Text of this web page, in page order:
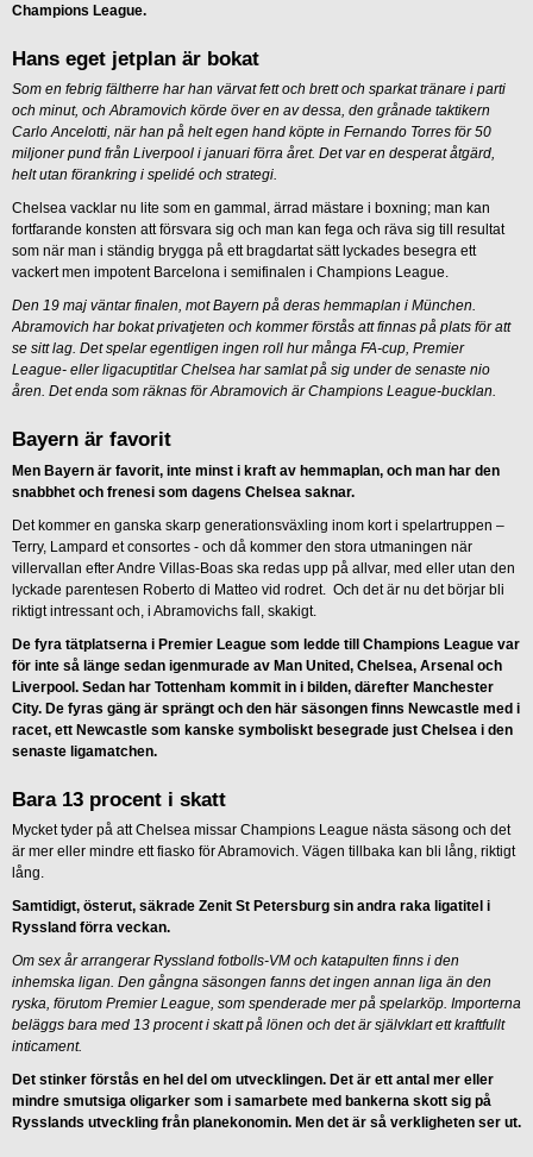
Champions League.
Hans eget jetplan är bokat
Som en febrig fältherre har han värvat fett och brett och sparkat tränare i parti
och minut, och Abramovich körde över en av dessa, den grånade taktikern
Carlo Ancelotti, när han på helt egen hand köpte in Fernando Torres för 50
miljoner pund från Liverpool i januari förra året. Det var en desperat åtgärd,
helt utan förankring i spelidé och strategi.
Chelsea vacklar nu lite som en gammal, ärrad mästare i boxning; man kan
fortfarande konsten att försvara sig och man kan fega och räva sig till resultat
som när man i ständig brygga på ett bragdartat sätt lyckades besegra ett
vackert men impotent Barcelona i semifinalen i Champions League.
Den 19 maj väntar finalen, mot Bayern på deras hemmaplan i München.
Abramovich har bokat privatjeten och kommer förstås att finnas på plats för att
se sitt lag. Det spelar egentligen ingen roll hur många FA-cup, Premier
League- eller ligacuptitlar Chelsea har samlat på sig under de senaste nio
åren. Det enda som räknas för Abramovich är Champions League-bucklan.
Bayern är favorit
Men Bayern är favorit, inte minst i kraft av hemmaplan, och man har den
snabbhet och frenesi som dagens Chelsea saknar.
Det kommer en ganska skarp generationsväxling inom kort i spelartruppen –
Terry, Lampard et consortes - och då kommer den stora utmaningen när
villervallan efter Andre Villas-Boas ska redas upp på allvar, med eller utan den
lyckade parentesen Roberto di Matteo vid rodret. Och det är nu det börjar bli
riktigt intressant och, i Abramovichs fall, skakigt.
De fyra tätplatserna i Premier League som ledde till Champions League var
för inte så länge sedan igenmurade av Man United, Chelsea, Arsenal och
Liverpool. Sedan har Tottenham kommit in i bilden, därefter Manchester
City. De fyras gäng är sprängt och den här säsongen finns Newcastle med i
racet, ett Newcastle som kanske symboliskt besegrade just Chelsea i den
senaste ligamatchen.
Bara 13 procent i skatt
Mycket tyder på att Chelsea missar Champions League nästa säsong och det
är mer eller mindre ett fiasko för Abramovich. Vägen tillbaka kan bli lång, riktigt
lång.
Samtidigt, österut, säkrade Zenit St Petersburg sin andra raka ligatitel i
Ryssland förra veckan.
Om sex år arrangerar Ryssland fotbolls-VM och katapulten finns i den
inhemska ligan. Den gångna säsongen fanns det ingen annan liga än den
ryska, förutom Premier League, som spenderade mer på spelarköp. Importerna
beläggs bara med 13 procent i skatt på lönen och det är självklart ett kraftfullt
inticament.
Det stinker förstås en hel del om utvecklingen. Det är ett antal mer eller
mindre smutsiga oligarker som i samarbete med bankerna skott sig på
Rysslands utveckling från planekonomin. Men det är så verkligheten ser ut.